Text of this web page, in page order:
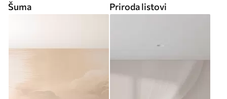
Šuma Priroda listovi